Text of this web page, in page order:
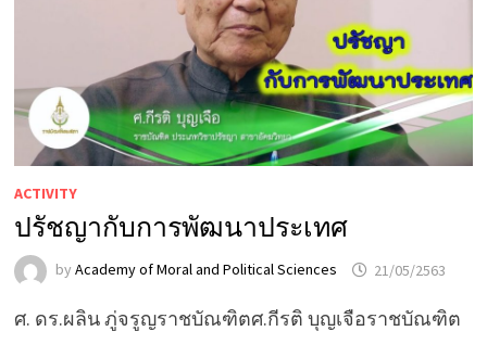
ACTIVITY
ปรัชญากับการพัฒนาประเทศ
by Academy of Moral and Political Sciences 21/05/2563
ศ. ดร.ผลิน ภู่จรูญราชบัณฑิตศ.กีรติ บุญเจือราชบัณฑิต